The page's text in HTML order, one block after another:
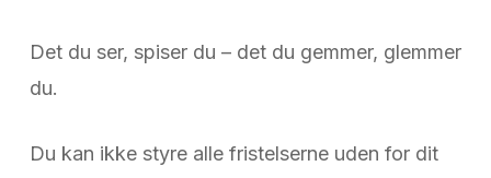
Det du ser, spiser du – det du gemmer, glemmer
du.
Du kan ikke styre alle fristelserne uden for dit